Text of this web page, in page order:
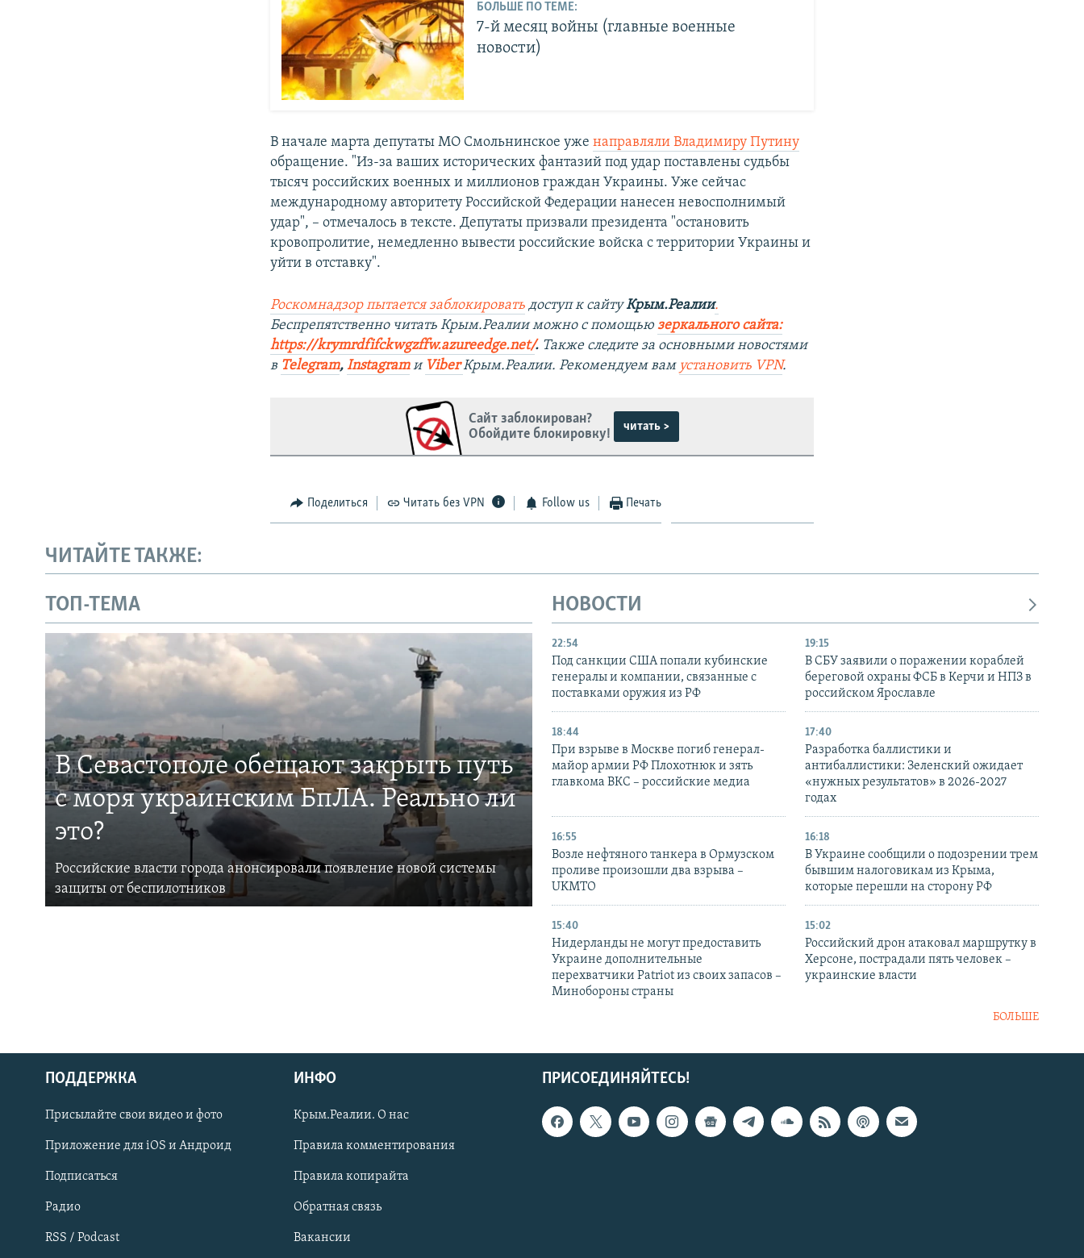
Українською
Qırımtatar
ПРИСОЕДИНЯЙТЕСЬ!
БОЛЬШЕ ПО ТЕМЕ:
7-й месяц войны (главные военные
новости)
В начале марта депутаты МО Смольнинское уженаправляли Владимиру Путину
обращение. "Из-за ваших исторических фантазий под удар поставлены судьбы
тысяч российских военных и миллионов граждан Украины. Уже сейчас
международному авторитету Российской Федерации нанесен невосполнимый
удар", – отмечалось в тексте. Депутаты призвали президента "остановить
кровопролитие, немедленно вывести российские войска с территории Украины и
уйти в отставку".
Роскомнадзор пытается заблокировать доступ к сайтуКрым.Реалии.
Беспрепятственно читать Крым.Реалии можно с помощьюзеркального сайта:
https://krymrdfifckwgzffw.azureedge.net/. ​ Также следите за основными новостями
в Telegram, Instagram и ViberКрым.Реалии. Рекомендуем вам установить VPN.
Сайт заблокирован?
Обойдите блокировку!
читать >
Поделиться Читать без VPN Follow us Печать
ЧИТАЙТЕ ТАКЖЕ:
ТОП-ТЕМА
В Севастополе обещают закрыть путь
с моря украинским БпЛА. Реально ли
это?
Российские власти города анонсировали появление новой системы
защиты от беспилотников
НОВОСТИ
22:54
Под санкции США попали кубинские
генералы и компании, связанные с
поставками оружия из РФ
19:15
В СБУ заявили о поражении кораблей
береговой охраны ФСБ в Керчи и НПЗ в
российском Ярославле
18:44
При взрыве в Москве погиб генерал-
майор армии РФ Плохотнюк и зять
главкома ВКС – российские медиа
17:40
Разработка баллистики и
антибаллистики: Зеленский ожидает
«нужных результатов» в 2026-2027
годах
16:55
Возле нефтяного танкера в Ормузском
проливе произошли два взрыва –
UKMTO
16:18
В Украине сообщили о подозрении трем
бывшим налоговикам из Крыма,
которые перешли на сторону РФ
15:40
Нидерланды не могут предоставить
Украине дополнительные
перехватчики Patriot из своих запасов –
Минобороны страны
15:02
Российский дрон атаковал маршрутку в
Херсоне, пострадали пять человек –
украинские власти
БОЛЬШЕ
ПРИСОЕДИНЯЙТЕСЬ!
ПОДДЕРЖКА
Присылайте свои видео и фото
Приложение для iOS и Андроид
Подписаться
Радио
RSS / Podcast
ИНФО
Крым.Реалии. О нас
Правила комментирования
Правила копирайта
Обратная связь
Вакансии